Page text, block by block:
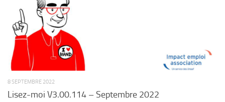
8 SEPTEMBRE 2022
Lisez-moi V3.00.114 – Septembre 2022